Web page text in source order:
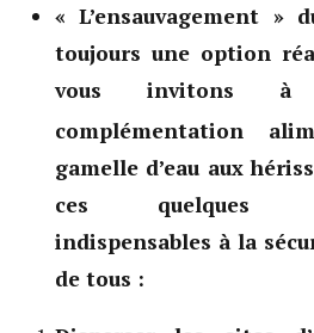
« L’ensauvagement »
toujours une option
vous invitons à
complémentation
gamelle d’eau aux
ces quelques
indispensables à la
de tous :